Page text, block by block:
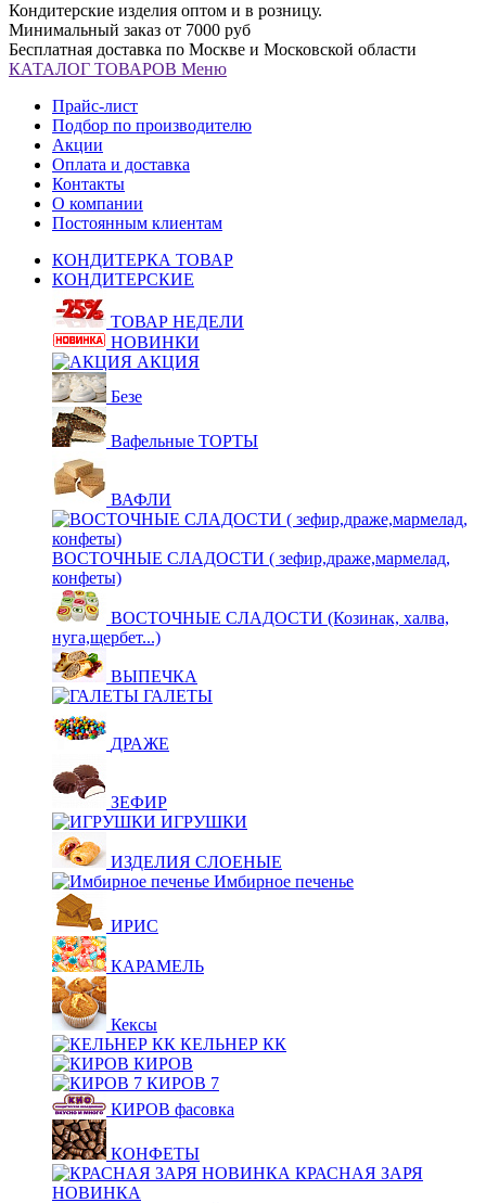
Кондитерские изделия оптом и в розницу.
Минимальный заказ от 7000 руб
Бесплатная доставка по Москве и Московской области
КАТАЛОГ ТОВАРОВ Меню
Прайс-лист
Подбор по производителю
Акции
Оплата и доставка
Контакты
О компании
Постоянным клиентам
КОНДИТЕРКА ТОВАР
КОНДИТЕРСКИЕ
ТОВАР НЕДЕЛИ
НОВИНКИ
АКЦИЯ
Безе
Вафельные ТОРТЫ
ВАФЛИ
ВОСТОЧНЫЕ СЛАДОСТИ ( зефир,драже,мармелад,
конфеты)
ВОСТОЧНЫЕ СЛАДОСТИ (Козинак, халва,
нуга,щербет...)
ВЫПЕЧКА
ГАЛЕТЫ
ДРАЖЕ
ЗЕФИР
ИГРУШКИ
ИЗДЕЛИЯ СЛОЕНЫЕ
Имбирное печенье
ИРИС
КАРАМЕЛЬ
Кексы
КЕЛЬНЕР КК
КИРОВ
КИРОВ 7
КИРОВ фасовка
КОНФЕТЫ
КРАСНАЯ ЗАРЯ
НОВИНКА